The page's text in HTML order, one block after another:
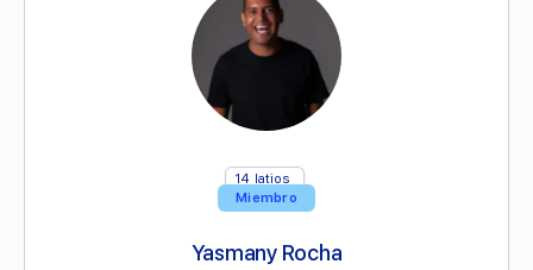
14 latios
Miembro
Yasmany Rocha